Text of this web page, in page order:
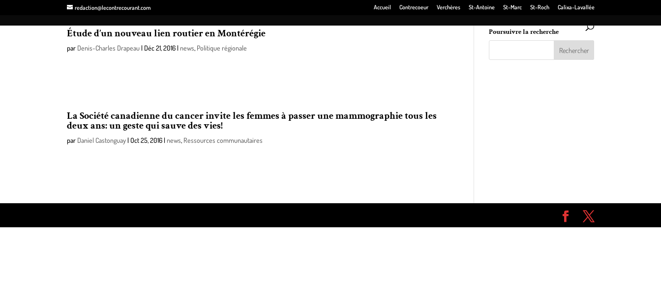
redaction@lecontrecourant.com Accueil Contrecoeur Verchères St-Antoine St-Marc St-Roch Calixa-Lavallée
Étude d’un nouveau lien routier en Montérégie
par Denis-Charles Drapeau| Déc 21, 2016| news, Politique régionale
La Société canadienne du cancer invite les femmes à passer une mammographie tous les
deux ans: un geste qui sauve des vies!
par Daniel Castonguay| Oct 25, 2016| news, Ressources communautaires
Poursuivre la recherche